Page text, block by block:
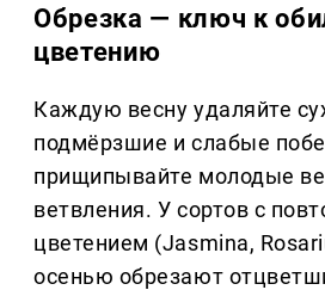
Обрезка — ключ к
цветению
Каждую весну удаляйте
подмёрзшие и слабые
прищипывайте молодые
ветвления. У сортов с
цветением (Jasmina,
осенью обрезают